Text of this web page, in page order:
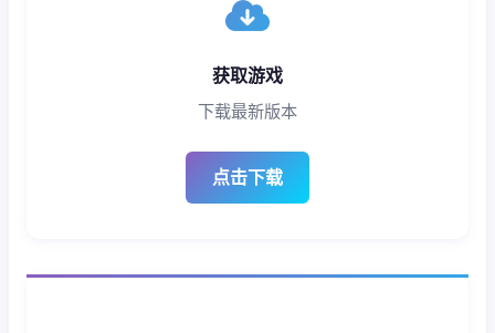
获取游戏
下载最新版本
点击下载